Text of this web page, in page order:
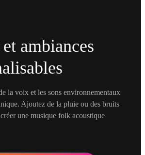
ambiances
la voix et les sons environnementaux
Ajoutez de la pluie ou des bruits
une musique folk acoustique